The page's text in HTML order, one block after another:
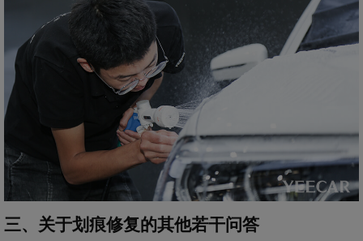
三、关于划痕修复的其他若干问答